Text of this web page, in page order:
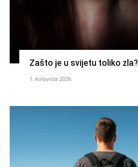
Zašto je u svijetu toliko zla?
1. kolovoza 2026.